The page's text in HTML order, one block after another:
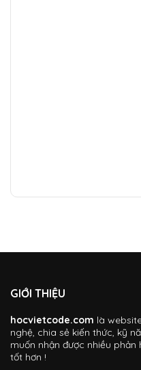
GIỚI THIỆU
hocvietcode.com là
nghệ, chia sẻ kiến thức, kỹ
muốn nhận được nhiều
tốt hơn !